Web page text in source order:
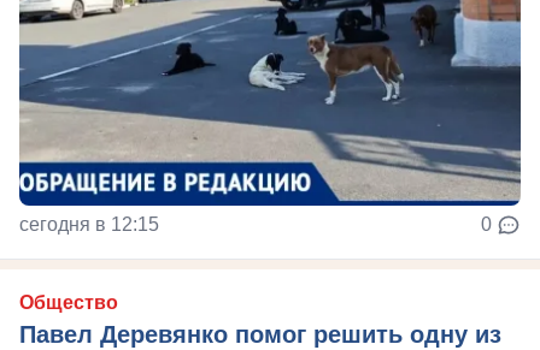
сегодня в 12:15 0
Общество
Павел Деревянко помог решить одну из